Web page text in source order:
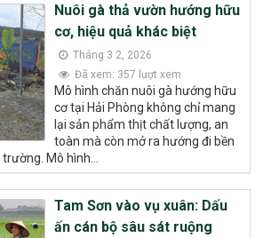
Nuôi gà thả vườn hướng hữu
cơ, hiệu quả khác biệt
Tháng 3 2, 2026
Đã xem: 357 lượt xem
Mô hình chăn nuôi gà hướng hữu
cơ tại Hải Phòng không chỉ mang
lại sản phẩm thịt chất lượng, an
toàn mà còn mở ra hướng đi bền
Mô hình...
Tam Sơn vào vụ xuân: Dấu
ấn cán bộ sâu sát ruộng